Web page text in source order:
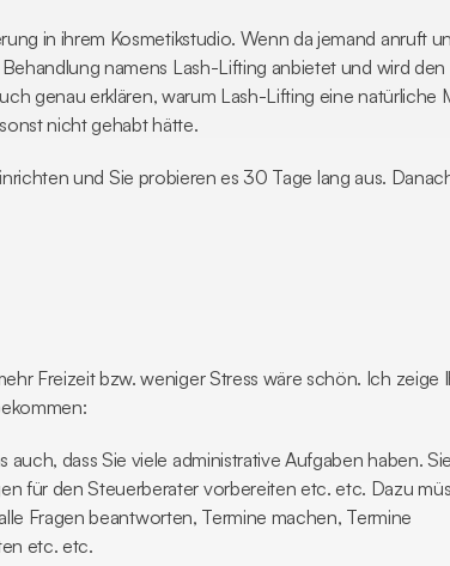
in ihrem Kosmetikstudio. Wenn da jemand anruft
namens Lash-Lifting anbietet und wird
genau erklären, warum Lash-Lifting eine natürliche
nicht gehabt hätte.
und Sie probieren es 30 Tage lang aus.
Freizeit bzw. weniger Stress wäre schön. Ich zeige
dass Sie viele administrative Aufgaben haben. Sie
für den Steuerberater vorbereiten etc. etc. Dazu
Fragen beantworten, Termine machen, Termine
etc. etc.